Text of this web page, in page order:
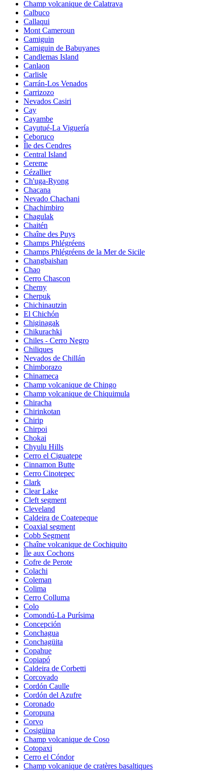
Champ volcanique de Calatrava
Calbuco
Callaqui
Mont Cameroun
Camiguin
Camiguin de Babuyanes
Candlemas Island
Canlaon
Carlisle
Carrán-Los Venados
Carrizozo
Nevados Casiri
Cay
Cayambe
Cayutué-La Viguería
Ceboruco
Île des Cendres
Central Island
Cereme
Cézallier
Ch'uga-Ryong
Chacana
Nevado Chachani
Chachimbiro
Chagulak
Chaitén
Chaîne des Puys
Champs Phlégréens
Champs Phlégréens de la Mer de Sicile
Changbaishan
Chao
Cerro Chascon
Cherny
Cherpuk
Chichinautzin
El Chichón
Chiginagak
Chikurachki
Chiles - Cerro Negro
Chiliques
Nevados de Chillán
Chimborazo
Chinameca
Champ volcanique de Chingo
Champ volcanique de Chiquimula
Chiracha
Chirinkotan
Chirip
Chirpoi
Chokai
Chyulu Hills
Cerro el Ciguatepe
Cinnamon Butte
Cerro Cinotepec
Clark
Clear Lake
Cleft segment
Cleveland
Caldeira de Coatepeque
Coaxial segment
Cobb Segment
Chaîne volcanique de Cochiquito
Île aux Cochons
Cofre de Perote
Colachi
Coleman
Colima
Cerro Colluma
Colo
Comondú-La Purísima
Concepción
Conchagua
Conchagüita
Copahue
Copiapó
Caldeira de Corbetti
Corcovado
Cordón Caulle
Cordón del Azufre
Coronado
Coropuna
Corvo
Cosigüina
Champ volcanique de Coso
Cotopaxi
Cerro el Cóndor
Champ volcanique de cratères basaltiques